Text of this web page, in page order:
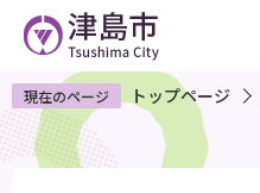
ペ
ー
ジ
現在のページ トップページ